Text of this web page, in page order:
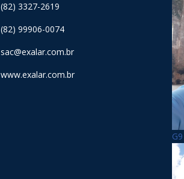
(82) 3327-2619
(82) 99906-0074
sac@exalar.com.br
www.exalar.com.br
G9